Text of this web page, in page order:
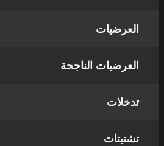
العرضيات
العرضيات الناجحة
تدخلات
تشتيتات